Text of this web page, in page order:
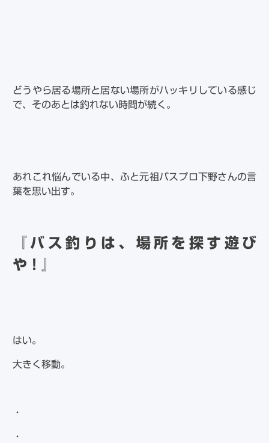
どうやら居る場所と居ない場所がハッキリしている感じ
で、そのあとは釣れない時間が続く。
あれこれ悩んでいる中、ふと元祖バスプロ下野さんの言
葉を思い出す。
『バス釣りは、場所を探す遊び
や！』
はい。
大きく移動。
・
・